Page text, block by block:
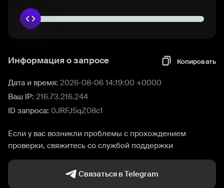
Информация о запросе Копировать
Дата и время: 2026-08-06 14:19:00 +0000
Ваш IP: 216.73.216.244
ID запроса: 0JRFJ5qZ08c1
Если у вас возникли проблемы с прохождением
проверки, свяжитесь со службой поддержки
Связаться в Telegram